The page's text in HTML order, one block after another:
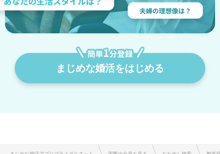
まじめな婚活をはじめる